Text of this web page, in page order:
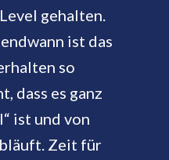
gehalten.
ist das
so
dass es ganz
ist und von
Zeit für